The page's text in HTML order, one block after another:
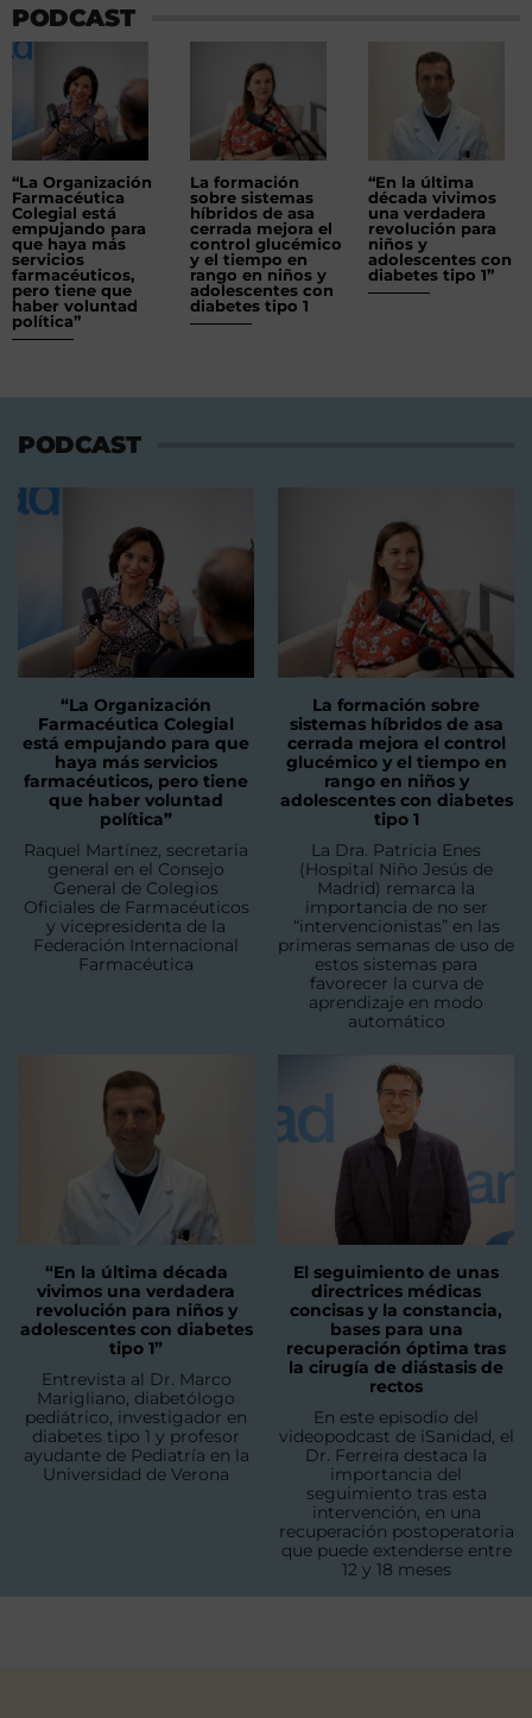
PODCAST
“La Organización
Farmacéutica
Colegial está
empujando para
que haya más
servicios
farmacéuticos,
pero tiene que
haber voluntad
política”
La formación
sobre sistemas
híbridos de asa
cerrada mejora el
control glucémico
y el tiempo en
rango en niños y
adolescentes con
diabetes tipo 1
“En la última
década vivimos
una verdadera
revolución para
niños y
adolescentes con
diabetes tipo 1”
PODCAST
“La Organización
Farmacéutica Colegial
está empujando para que
haya más servicios
farmacéuticos, pero tiene
que haber voluntad
política”
Raquel Martínez, secretaria
general en el Consejo
General de Colegios
Oficiales de Farmacéuticos
y vicepresidenta de la
Federación Internacional
Farmacéutica
La formación sobre
sistemas híbridos de asa
cerrada mejora el control
glucémico y el tiempo en
rango en niños y
adolescentes con diabetes
tipo 1
La Dra. Patricia Enes
(Hospital Niño Jesús de
Madrid) remarca la
importancia de no ser
“intervencionistas” en las
primeras semanas de uso de
estos sistemas para
favorecer la curva de
aprendizaje en modo
automático
“En la última década
vivimos una verdadera
revolución para niños y
adolescentes con diabetes
tipo 1”
Entrevista al Dr. Marco
Marigliano, diabetólogo
pediátrico, investigador en
diabetes tipo 1 y profesor
ayudante de Pediatría en la
Universidad de Verona
El seguimiento de unas
directrices médicas
concisas y la constancia,
bases para una
recuperación óptima tras
la cirugía de diástasis de
rectos
En este episodio del
videopodcast de iSanidad, el
Dr. Ferreira destaca la
importancia del
seguimiento tras esta
intervención, en una
recuperación postoperatoria
que puede extenderse entre
12 y 18 meses